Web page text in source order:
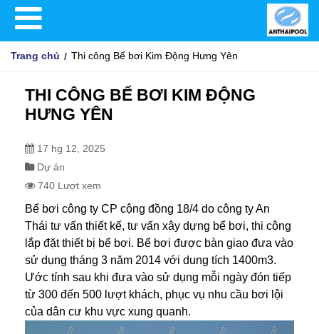
Trang chủ Thi công Bể bơi Kim Động Hưng Yên
THI CÔNG BỂ BƠI KIM ĐỘNG
HƯNG YÊN
17 hg 12, 2025
Dự án
740 Lượt xem
Bể bơi công ty CP cộng đồng 18/4 do công ty An
Thái tư vấn thiết kế, tư vấn xây dựng bể bơi, thi công
lắp đặtthiết bị bể bơi. Bể bơi được bàn giao đưa vào
sử dụng tháng 3 năm 2014 với dung tích 1400m3.
Ước tính sau khi đưa vào sử dụng mỗi ngày đón tiếp
từ 300 đến 500 lượt khách, phục vụ nhu cầu bơi lội
của dân cư khu vực xung quanh.